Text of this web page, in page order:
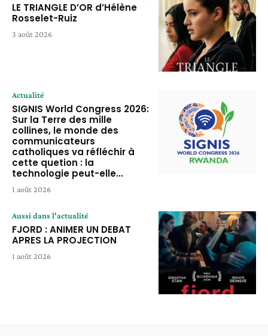
LE TRIANGLE D’OR d’Hélène
Rosselet-Ruiz
3 août 2026
Actualité
SIGNIS World Congress 2026:
Sur la Terre des mille
collines, le monde des
communicateurs
catholiques va réfléchir à
cette quetion : la
technologie peut-elle...
1 août 2026
Aussi dans l'actualité
FJORD : ANIMER UN DEBAT
APRES LA PROJECTION
1 août 2026